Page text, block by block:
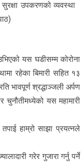
उपकरणको व्यवस्था
यस घडीसम्म कोरोना
रहेका बिमारी सहित १३
भावपूर्ण श्रद्धाञ्जली अर्पण
यस महामारी
हाम्रो साझा प्रयत्नले
गरेर गुजारा गर्नु पर्ने